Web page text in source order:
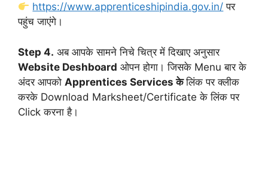
https://www.apprenticeshipindia.gov.in/ पर
पहुंच जाएंगे।
Step 4. अब आपके सामने निचे चित्र में दिखाए अनुसार
Website Deshboard ओपन होगा। जिसके Menu बार के
अंदर आपको Apprentices Services केलिंक पर क्लीक
करके Download Marksheet/Certificate के लिंक पर
Click करना है।